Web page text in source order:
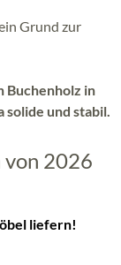
Grund zur
Buchenholz in
solide und stabil.
von 2026
liefern!